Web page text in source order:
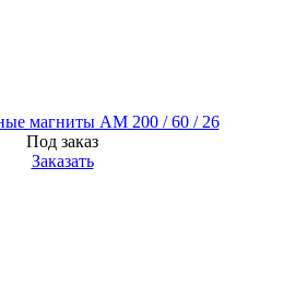
магниты AM 200 / 60 / 26
Под заказ
Заказать